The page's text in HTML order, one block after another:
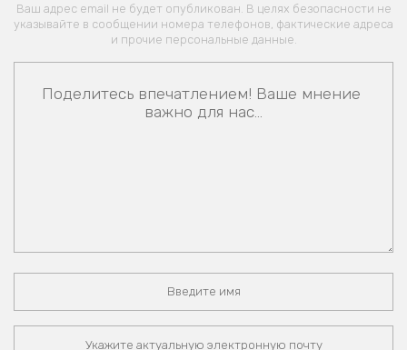
Ваш адрес email не будет опубликован. В целях безопасности не
указывайте в сообщении номера телефонов, фактические адреса
и прочие персональные данные.